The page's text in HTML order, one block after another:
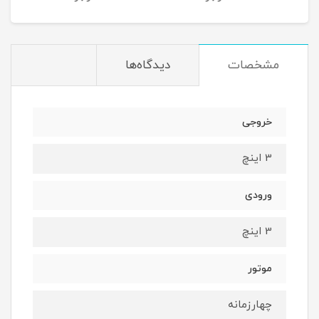
مشخصات دیدگاه‌ها
خروجی
3 اینچ
ورودی
3 اینچ
موتور
چهارزمانه